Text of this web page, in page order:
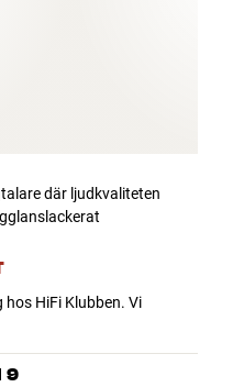
där ljudkvaliteten
HiFi Klubben. Vi
9